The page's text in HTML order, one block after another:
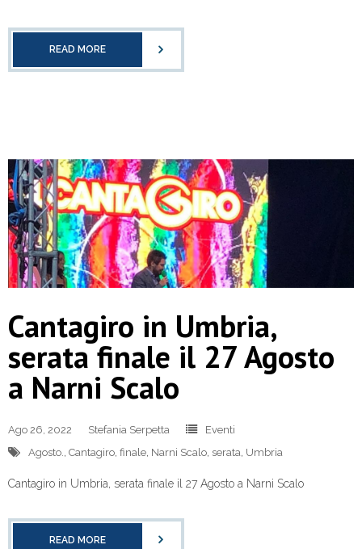
READ MORE
Cantagiro in Umbria,
serata finale il 27 Agosto
a Narni Scalo
Ago 26, 2022 Stefania Serpetta
Eventi
Agosto. Cantagiro finale Narni Scalo serata Umbria
Cantagiro in Umbria, serata finale il 27 Agosto a Narni Scalo
READ MORE